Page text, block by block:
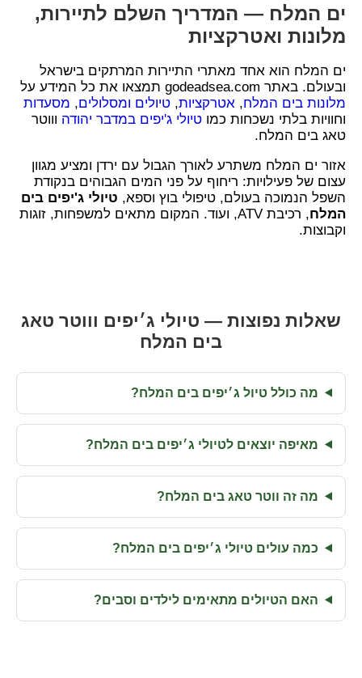
ים המלח — המדריך השלם לתיירות,
מלונות ואטרקציות
ים המלח הוא אחד מאתרי התיירות המרתקים בישראל
ובעולם. באתר godeadsea.com תמצאו את כל המידע על
מלונות בים המלח, אטרקציות, טיולים ומסלולים, מסעדות
וחוויות בלתי נשכחות כמו טיולי ג'יפים במדבר יהודה וווטר
טאג בים המלח.
אזור ים המלח משתרע לאורך הגבול עם ירדן ומציע מגוון
עצום של פעילויות: ריחוף על פני המים הגבוהים בנקודת
השפל הנמוכה בעולם, טיפולי בוץ וספא, טיולי ג'יפים בים
המלח
, רכיבת ATV, ועוד. המקום מתאים למשפחות, זוגות
וקבוצות.
שאלות נפוצות — טיולי ג׳יפים וווטר טאג
בים המלח
מה כולל טיול ג׳יפים בים המלח?
מאיפה יוצאים לטיולי ג׳יפים בים המלח?
מה זה ווטר טאג בים המלח?
כמה עולים טיולי ג׳יפים בים המלח?
האם הטיולים מתאימים לילדים וסבים?